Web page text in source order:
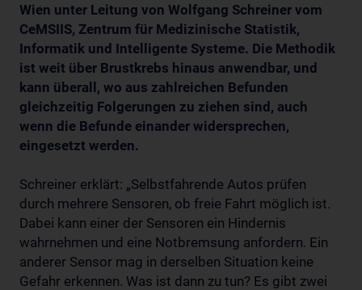
Wien unter Leitung von Wolfgang Schreiner vom
CeMSIIS, Zentrum für Medizinische Statistik,
Informatik und Intelligente Systeme. Die Methodik
ist weit über Brustkrebs hinaus anwendbar, und
kann überall, wo aus zahlreichen Befunden
gleichzeitig Folgerungen zu ziehen sind, auch
wenn die Befunde einander widersprechen,
eingesetzt werden.
Schreiner erklärt: „Selbstfahrende Autos prüfen
durch mehrere Sensoren, ob freie Fahrt möglich ist.
Dabei kann einer der Sensoren ein Hindernis
wahrnehmen und eine Notbremsung anfordern. Ein
anderer Sensor mag in derselben Situation keine
Gefahr erkennen. Was ist dann zu tun? Es gibt zwei